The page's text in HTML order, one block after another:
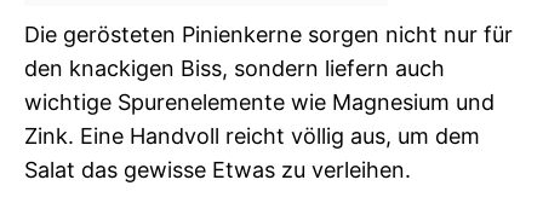
Die gerösteten Pinienkerne sorgen nicht nur für
den knackigen Biss, sondern liefern auch
wichtige Spurenelemente wie Magnesium und
Zink. Eine Handvoll reicht völlig aus, um dem
Salat das gewisse Etwas zu verleihen.